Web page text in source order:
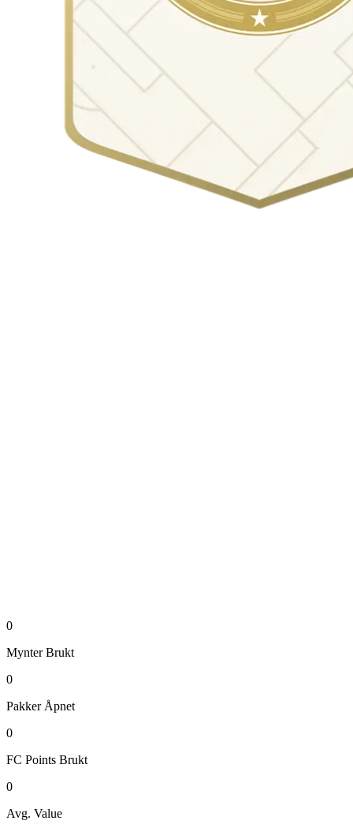
0
Mynter Brukt
0
Pakker Åpnet
0
FC Points Brukt
0
Avg. Value